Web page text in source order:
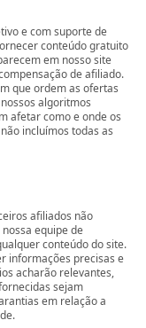
e com suporte de
conteúdo gratuito
em nosso site
de afiliado.
que ordem as ofertas
algoritmos
afetar como e onde os
incluímos todas as
afiliados não
equipe de
conteúdo do site.
informações precisas e
acharão relevantes,
sejam
em relação a